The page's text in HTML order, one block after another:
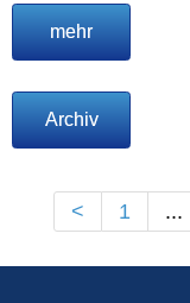
mehr
Archiv
< 1 ...